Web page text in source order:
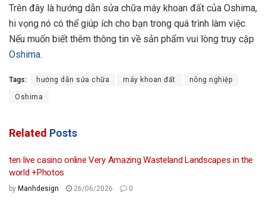
Trên đây là hướng dẫn sửa chữa máy khoan đất của Oshima,
hi vọng nó có thể giúp ích cho bạn trong quá trình làm việc.
Nếu muốn biết thêm thông tin về sản phẩm vui lòng truy cập
Oshima.
Tags: hướng dẫn sửa chữa máy khoan đất nông nghiệp
Oshima
Related Posts
ten live casino online Very Amazing Wasteland Landscapes in the
world +Photos
by Manhdesign 26/06/2026 0